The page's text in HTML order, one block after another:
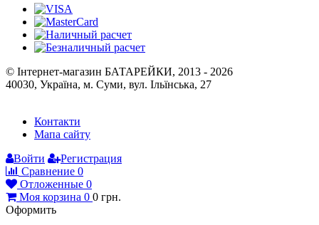
© Інтернет-магазин БАТАРЕЙКИ, 2013 - 2026
40030, Україна, м. Суми, вул. Ільїнська, 27
Контакти
Мапа сайту
Войти
Регистрация
Сравнение 0
Отложенные 0
Моя корзина 0 0 грн.
Оформить